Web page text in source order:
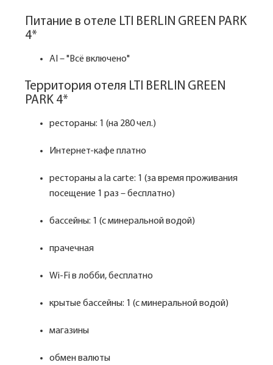
Питание в отеле LTI BERLIN GREEN PARK
4*
AI – "Всё включено"
Территория отеля LTI BERLIN GREEN
PARK 4*
рестораны: 1 (на 280 чел.)
Интернет-кафе платно
рестораны a la carte: 1 (за время проживания
посещение 1 раз – бесплатно)
бассейны: 1 (с минеральной водой)
прачечная
Wi-Fi в лобби, бесплатно
крытые бассейны: 1 (с минеральной водой)
магазины
обмен валюты